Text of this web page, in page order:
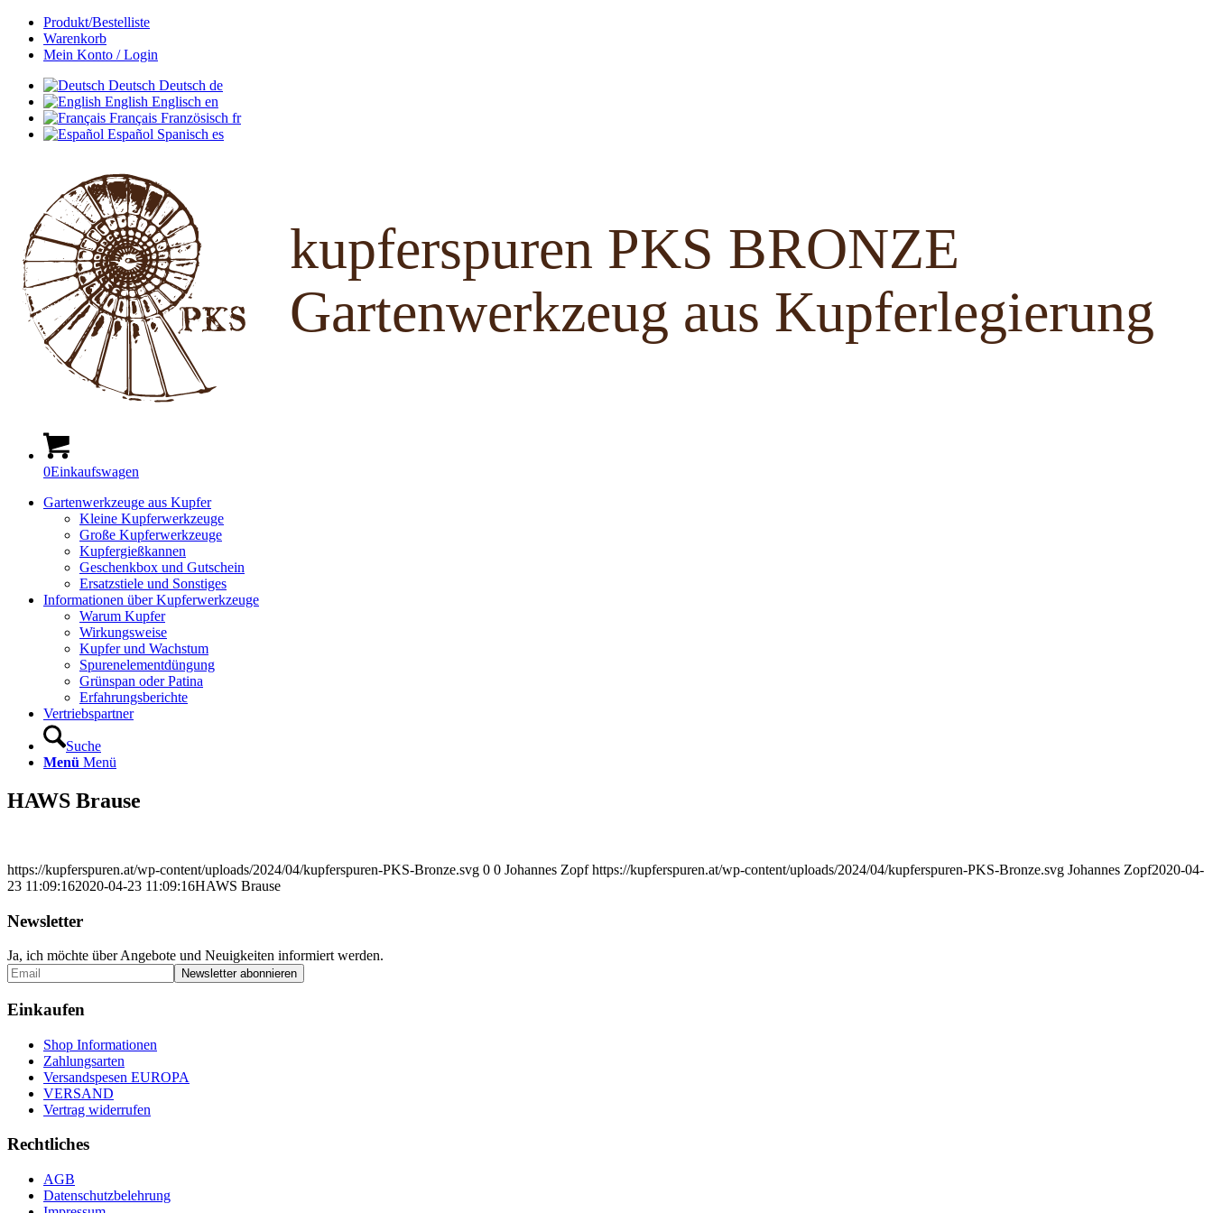
Produkt/Bestelliste
Warenkorb
Mein Konto / Login
Deutsch Deutsch de
English Englisch en
Français Französisch fr
Español Spanisch es
kupferspuren PKS BRONZE
Gartenwerkzeug aus Kupferlegierung
0Einkaufswagen
Gartenwerkzeuge aus Kupfer
Kleine Kupferwerkzeuge
Große Kupferwerkzeuge
Kupfergießkannen
Geschenkbox und Gutschein
Ersatzstiele und Sonstiges
Informationen über Kupferwerkzeuge
Warum Kupfer
Wirkungsweise
Kupfer und Wachstum
Spurenelementdüngung
Grünspan oder Patina
Erfahrungsberichte
Vertriebspartner
Suche
Menü Menü
HAWS Brause
https://kupferspuren.at/wp-content/uploads/2024/04/kupferspuren-PKS-Bronze.svg 0 0 Johannes Zopf https://kupferspuren.at/wp-content/uploads/2024/04/kupferspuren-PKS-Bronze.svg Johannes Zopf2020-04-
23 11:09:162020-04-23 11:09:16HAWS Brause
Newsletter
Ja, ich möchte über Angebote und Neuigkeiten informiert werden.
Einkaufen
Shop Informationen
Zahlungsarten
Versandspesen EUROPA
VERSAND
Vertrag widerrufen
Rechtliches
AGB
Datenschutzbelehrung